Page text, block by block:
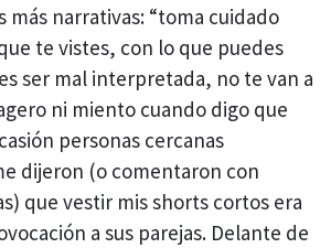
más narrativas: “toma cuidado
te vistes, con lo que puedes
ser mal interpretada, no te van a
ni miento cuando digo que
personas cercanas
dijeron (o comentaron con
que vestir mis shorts cortos era
a sus parejas. Delante de